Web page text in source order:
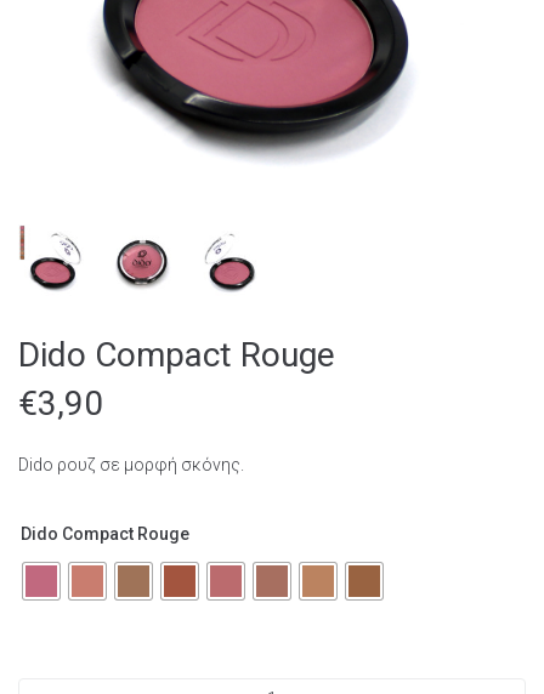
Dido Compact Rouge
€3,90
Dido ρουζ σε μορφή σκόνης.
Dido Compact Rouge